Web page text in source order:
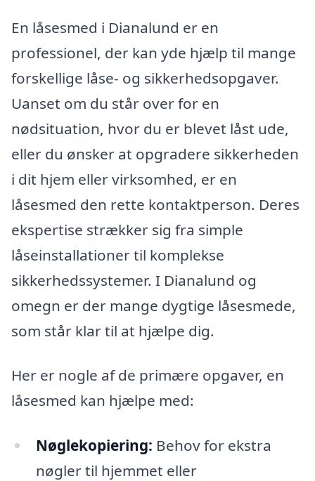
En låsesmed i Dianalund er en
professionel, der kan yde hjælp til mange
forskellige låse- og sikkerhedsopgaver.
Uanset om du står over for en
nødsituation, hvor du er blevet låst ude,
eller du ønsker at opgradere sikkerheden
i dit hjem eller virksomhed, er en
låsesmed den rette kontaktperson. Deres
ekspertise strækker sig fra simple
låseinstallationer til komplekse
sikkerhedssystemer. I Dianalund og
omegn er der mange dygtige låsesmede,
som står klar til at hjælpe dig.
Her er nogle af de primære opgaver, en
låsesmed kan hjælpe med:
Nøglekopiering: Behov for ekstra
nøgler til hjemmet eller